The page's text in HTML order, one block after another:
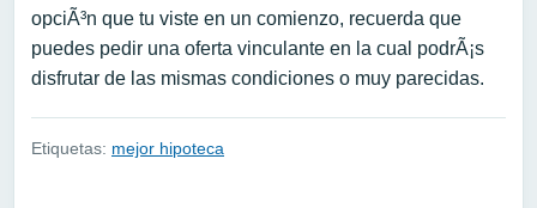
opciÃ³n que tu viste en un comienzo, recuerda que
puedes pedir una oferta vinculante en la cual podrÃ¡s
disfrutar de las mismas condiciones o muy parecidas.
Etiquetas: mejor hipoteca